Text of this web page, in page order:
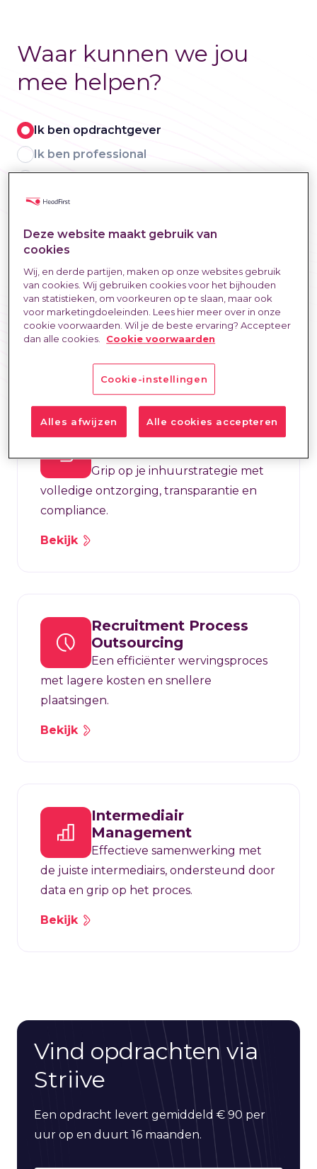
Waar kunnen we jou
mee helpen?
Ik ben opdrachtgever
Ik ben professional
Ik lever professionals
Total Talent
Volledige regie over vaste en
flexibele arbeidskrachten binnen één
geïntegreerde strategie.
Managed Service
Grip op je inhuurstrategie met
volledige ontzorging, transparantie en
compliance.
Bekijk
Recruitment Process
Outsourcing
Een efficiënter wervingsproces
met lagere kosten en snellere
plaatsingen.
Bekijk
Intermediair
Management
Effectieve samenwerking met
de juiste intermediairs, ondersteund door
data en grip op het proces.
Bekijk
Vind opdrachten via
Striive
Een opdracht levert gemiddeld € 90 per
uur op en duurt 16 maanden.
Deze website maakt gebruik van
cookies
Wij, en derde partijen, maken op onze websites gebruik
van cookies. Wij gebruiken cookies voor het bijhouden
van statistieken, om voorkeuren op te slaan, maar ook
voor marketingdoeleinden. Lees hier meer over in onze
cookie voorwaarden. Wil je de beste ervaring? Accepteer
dan alle cookies.
Cookie voorwaarden
Cookie-instellingen
Alles afwijzen Alle cookies accepteren